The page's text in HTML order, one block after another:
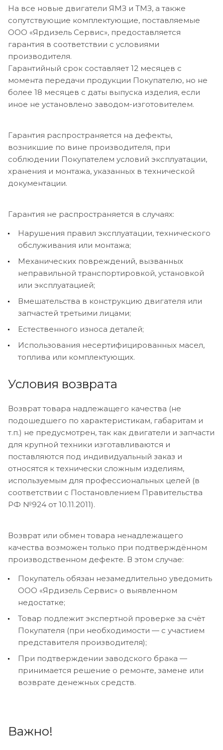
На все новые двигатели ЯМЗ и ТМЗ, а также
сопутствующие комплектующие, поставляемые
ООО «Ярдизель Сервис», предоставляется
гарантия в соответствии с условиями
производителя.
Гарантийный срок составляет 12 месяцев с
момента передачи продукции Покупателю, но не
более 18 месяцев с даты выпуска изделия, если
иное не установлено заводом-изготовителем.
Гарантия распространяется на дефекты,
возникшие по вине производителя, при
соблюдении Покупателем условий эксплуатации,
хранения и монтажа, указанных в технической
документации.
Гарантия не распространяется в случаях:
Нарушения правил эксплуатации, технического
обслуживания или монтажа;
Механических повреждений, вызванных
неправильной транспортировкой, установкой
или эксплуатацией;
Вмешательства в конструкцию двигателя или
запчастей третьими лицами;
Естественного износа деталей;
Использования несертифицированных масел,
топлива или комплектующих.
Условия возврата
Возврат товара надлежащего качества (не
подошедшего по характеристикам, габаритам и
т.п.) не предусмотрен, так как двигатели и запчасти
для крупной техники изготавливаются и
поставляются под индивидуальный заказ и
относятся к технически сложным изделиям,
используемым для профессиональных целей (в
соответствии с Постановлением Правительства
РФ №924 от 10.11.2011).
Возврат или обмен товара ненадлежащего
качества возможен только при подтверждённом
производственном дефекте. В этом случае:
Покупатель обязан незамедлительно уведомить
ООО «Ярдизель Сервис» о выявленном
недостатке;
Товар подлежит экспертной проверке за счёт
Покупателя (при необходимости — с участием
представителя производителя);
При подтверждении заводского брака —
принимается решение о ремонте, замене или
возврате денежных средств.
Важно!